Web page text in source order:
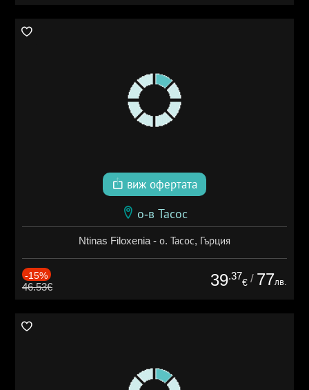
виж офертата
о-в Тасос
Ntinas Filoxenia - о. Тасос, Гърция
-15%
46.53€ 39.37
€ / 77лв.